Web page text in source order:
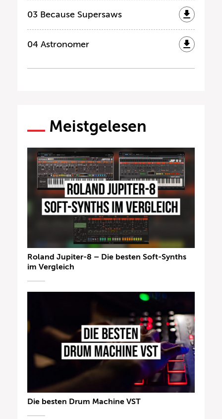
03 Because Supersaws
04 Astronomer
Meistgelesen
Roland Jupiter-8 – Die besten Soft-Synths
im Vergleich
Die besten Drum Machine VST